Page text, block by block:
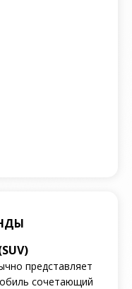
представляет
сочетающий